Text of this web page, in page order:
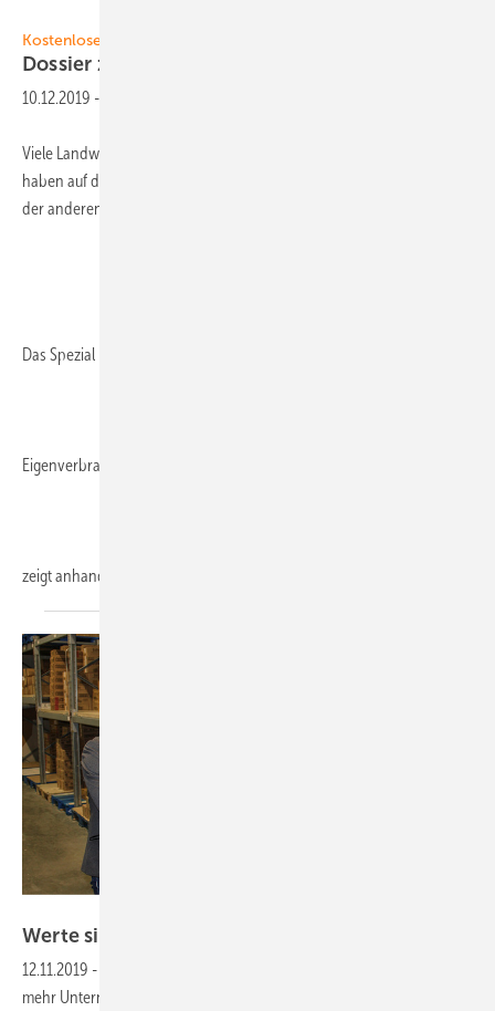
Kostenloser Download
Dossier zum Eigenstrom für
10.12.2019 -
Viele Landwirte zeigen großes Interesse an der Photovoltaik. Denn sie
haben auf der einen Seite große Dachflächen zur Verfügung und auf
der anderen Seite in der Regel hohe Stromkosten.
Das Spezial
Eigenverbrauch in der Landwirtschaft
zeigt anhand von
Werte sichern mit
12.11.2019 -
mehr Unternehmer eine unterbrechungsfreie Stromversorgung mit